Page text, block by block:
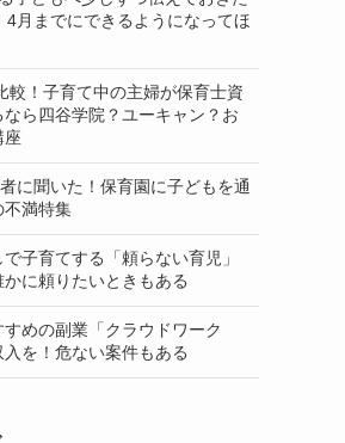
4月までにできるようになってほ
較！子育て中の主婦が保育士資
ら四谷学院？ユーキャン？お
座
に聞いた！保育園に子どもを通
不満特集
子育てする「頼らない育児」
に頼りたいときもある
めの副業「クラウドワーク
入を！危ない案件もある